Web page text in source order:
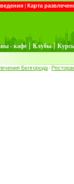
| Карта
- кафе | Клубы |
Белгорода /